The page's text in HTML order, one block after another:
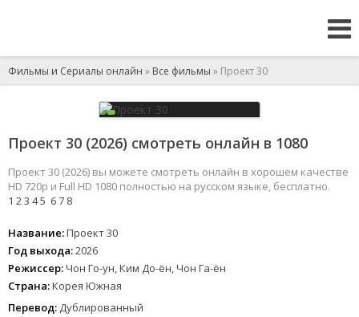
Фильмы и Сериалы онлайн » Все фильмы » Проект 30
Проект 30 (2026) смотреть онлайн в 1080
Проект 30 (2026) вы можете смотреть онлайн в хорошем качестве
HD 720p и Full HD 1080 полностью на русском языке, бесплатно.
1 23 45 67 8
Название:Проект 30
Год выхода:2026
Режиссер:Чон Го-ун, Ким До-ён, Чон Га-ён
Страна:Корея Южная
Перевод: Дублированный